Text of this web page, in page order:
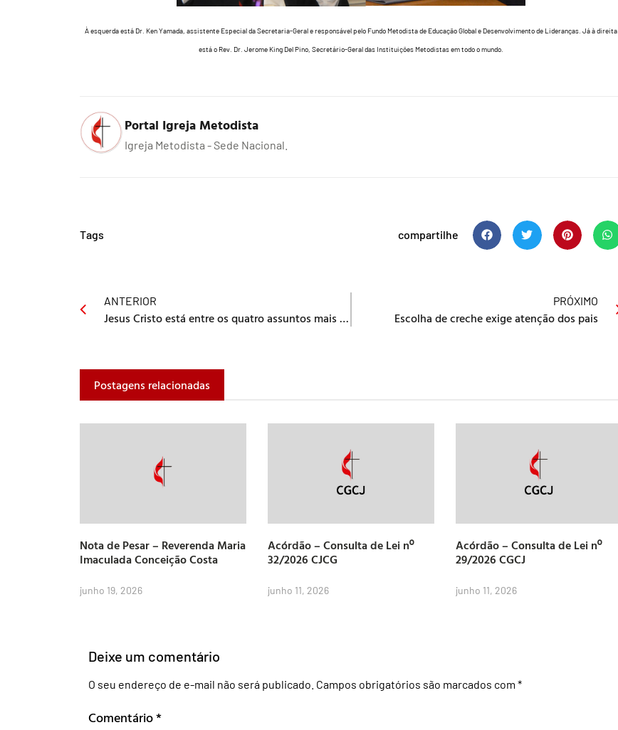
À esquerda está Dr. Ken Yamada, assistente Especial da Secretaria-Geral e responsável pelo Fundo Metodista de Educação Global e Desenvolvimento de Lideranças. Já à direita
está o Rev. Dr. Jerome King Del Pino, Secretário-Geral das Instituições Metodistas em todo o mundo.
Portal Igreja Metodista
Igreja Metodista - Sede Nacional.
Tags compartilhe
ANTERIOR
Jesus Cristo está entre os quatro assuntos mais buscados na web
PRÓXIMO
Escolha de creche exige atenção dos pais
Postagens relacionadas
Nota de Pesar – Reverenda Maria
Imaculada Conceição Costa
junho 19, 2026
Acórdão – Consulta de Lei nº
32/2026 CJCG
junho 11, 2026
Acórdão – Consulta de Lei nº
29/2026 CGCJ
junho 11, 2026
Deixe um comentário
O seu endereço de e-mail não será publicado. Campos obrigatórios são marcados com *
Comentário*